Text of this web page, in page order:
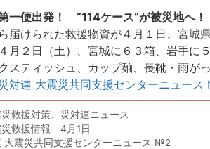
一便出発！ “114ケース”が被災地へ！
届けられた救援物資が４月１日、宮城
月２日（土）、宮城に６３箱、岩手に５
ッシュ、カップ麺、長靴・雨がっ
対連 大震災共同支援センターニュース
救援対策
災対連ニュース
災救援情報 4月1日
大震災共同支援センターニュース №2